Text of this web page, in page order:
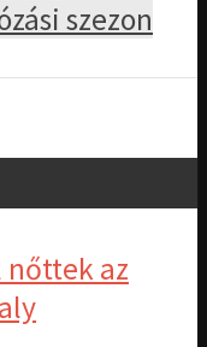
szezon